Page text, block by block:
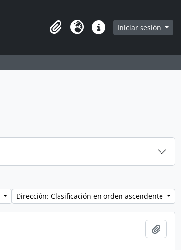
Portapapeles
Idioma Enlaces rápidos
Iniciar sesión
Dirección: Clasificación en orden ascendente